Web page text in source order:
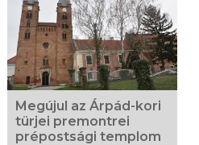
Megújul az Árpád-kori
türjei premontrei
prépostsági templom